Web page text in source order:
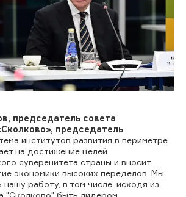
председатель совета
председатель
институтов развития в периметре
на достижение целей
суверенитета страны и вносит
экономики высоких переделов. Мы
работу, в том числе, исходя из
"Сколково" быть лидером